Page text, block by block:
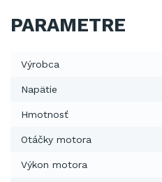
PARAMETRE
Výrobca
Napätie
Hmotnosť
Otáčky motora
Výkon motora